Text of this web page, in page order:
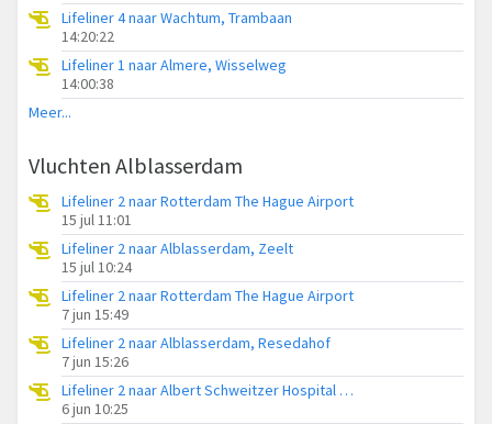
Lifeliner 4 naar Wachtum, Trambaan
14:20:22
Lifeliner 1 naar Almere, Wisselweg
14:00:38
Meer...
Vluchten Alblasserdam
Lifeliner 2 naar Rotterdam The Hague Airport
15 jul 11:01
Lifeliner 2 naar Alblasserdam, Zeelt
15 jul 10:24
Lifeliner 2 naar Rotterdam The Hague Airport
7 jun 15:49
Lifeliner 2 naar Alblasserdam, Resedahof
7 jun 15:26
Lifeliner 2 naar Albert Schweitzer Hospital Dordrecht Heliport
6 jun 10:25